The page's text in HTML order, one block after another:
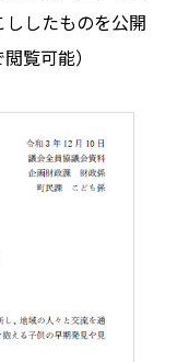
したものを公開
覧可能）